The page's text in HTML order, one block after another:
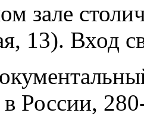
зале
13). Вход
в России,